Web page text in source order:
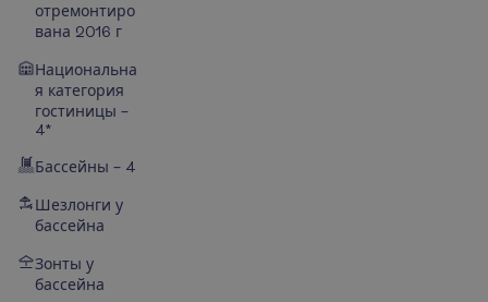
отремонтиро
вана 2016 г
Национальна
я категория
гостиницы –
4*
Бассейны – 4
Шезлонги у
бассейна
Зонты у
бассейна